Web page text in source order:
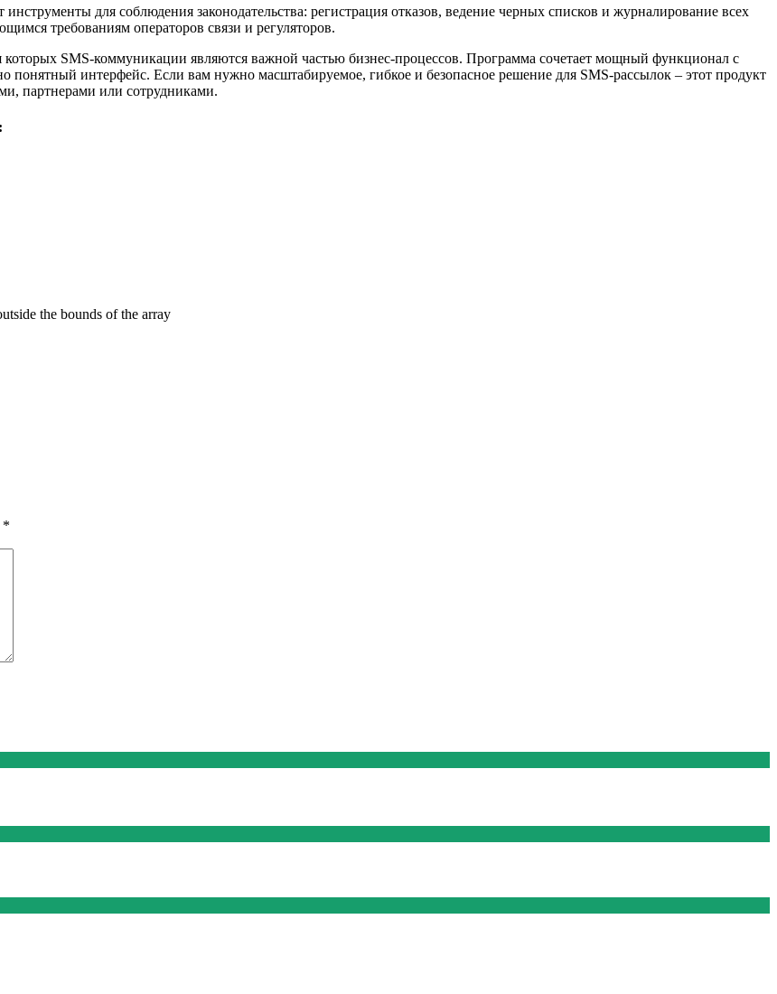
для соблюдения законодательства: регистрация отказов, ведение черных списков и журналирование всех
требованиям операторов связи и регуляторов.
SMS-коммуникации являются важной частью бизнес-процессов. Программа сочетает мощный функционал с
понятный интерфейс. Если вам нужно масштабируемое, гибкое и безопасное решение для SMS-рассылок – этот продукт
партнерами или сотрудниками.
the bounds of the array
*